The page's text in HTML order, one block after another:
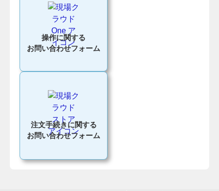
操作に関する
お問い合わせフォーム
注文手続きに関する
お問い合わせフォーム